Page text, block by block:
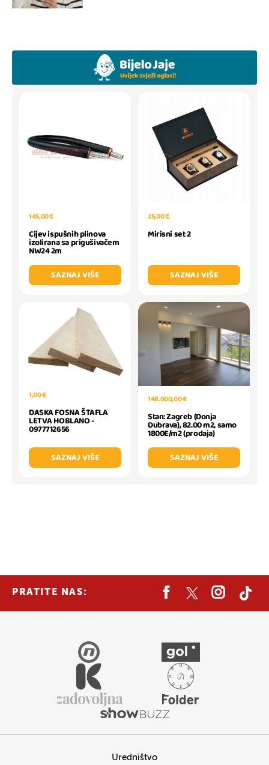
145,00 €
Cijev ispušnih plinova
izolirana sa prigušivačem
NW24 2m
SAZNAJ VIŠE
25,00 €
Mirisni set 2
SAZNAJ VIŠE
1,00 €
DASKA FOSNA ŠTAFLA
LETVA HOBLANO -
0977712656
SAZNAJ VIŠE
148.000,00 €
Stan: Zagreb (Donja
Dubrava), 82.00 m2, samo
1800E/m2 (prodaja)
SAZNAJ VIŠE
PRATITE NAS:
Uredništvo